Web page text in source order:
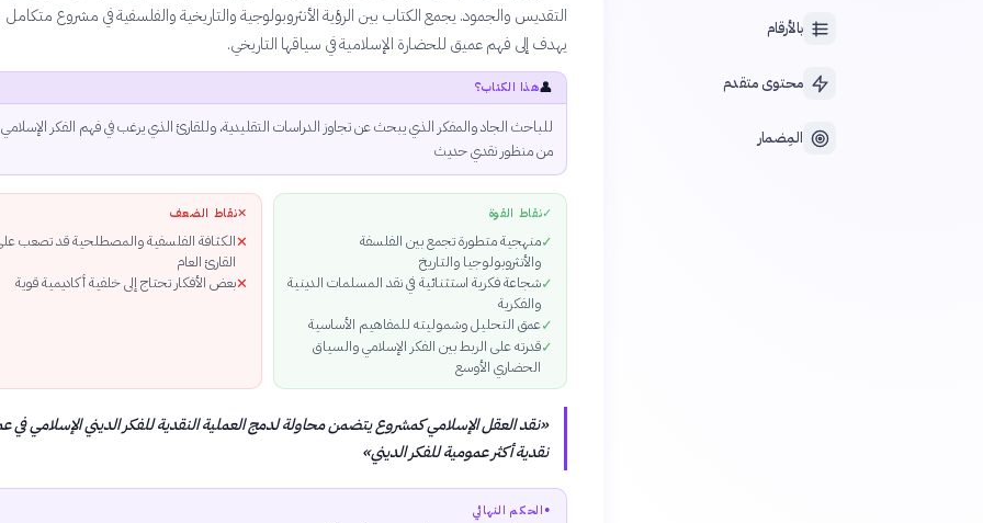
بالأرقام
محتوى متقدم
المِضمار
التقديس والجمود. يجمع الكتاب بين الرؤية الأنثروبولوجية والتاريخية والفلسفية في مشروع متكامل
يهدف إلى فهم عميق للحضارة الإسلامية في سياقها التاريخي.
👤هذا الكتاب؟
للباحث الجاد والمفكر الذي يبحث عن تجاوز الدراسات التقليدية، وللقارئ الذي يرغب في فهم الفكر الإسلامي
من منظور نقدي حديث
✓نقاط القوة
✓منهجية متطورة تجمع بين الفلسفة
والأنثروبولوجيا والتاريخ
✓شجاعة فكرية استثنائية في نقد المسلمات الدينية
والفكرية
✓عمق التحليل وشموليته للمفاهيم الأساسية
✓قدرته على الربط بين الفكر الإسلامي والسياق
الحضاري الأوسع
✕نقاط الضعف
✕الكثافة الفلسفية والمصطلحية قد تصعب
القارئ العام
✕بعض الأفكار تحتاج إلى خلفية أكاديمية قوية
«نقد العقل الإسلامي كمشروع يتضمن محاولة لدمج العملية النقدية للفكر الديني الإسلامي في
نقدية أكثر عمومية للفكر الديني»
● الحكم النهائي